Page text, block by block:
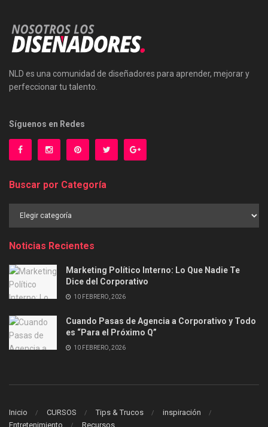
NLD es una comunidad de diseñadores para aprender, mejorar y
perfeccionar tu talento.
Síguenos en Redes
Buscar por Categoría
Noticias Recientes
Marketing Político Interno: Lo Que Nadie Te
Dice del Corporativo
10 FEBRERO, 2026
Cuando Pasas de Agencia a Corporativo y Todo
es “Para el Próximo Q”
10 FEBRERO, 2026
Inicio CURSOS Tips & Trucos
inspiración
Entretenimiento
Recursos